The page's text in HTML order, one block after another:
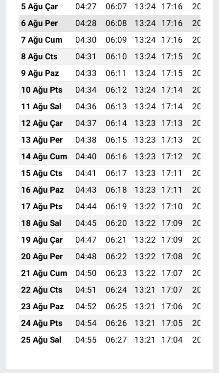
5 Ağu Çar
04:27 06:07 13:24 17:16
20:31
6 Ağu Per
04:28 06:08 13:24 17:16
20:30
7 Ağu Cum
04:30 06:09 13:24 17:16
20:29
8 Ağu Cts
04:31 06:10 13:24 17:15
20:28
9 Ağu Paz
04:33 06:11 13:24 17:15
20:27
10 Ağu Pts
04:34 06:12 13:24 17:14
20:25
11 Ağu Sal
04:36 06:13 13:24 17:14
20:24
12 Ağu Çar
04:37 06:14 13:23 17:13
20:23
13 Ağu Per
04:38 06:15 13:23 17:13
20:21
14 Ağu Cum
04:40 06:16 13:23 17:12
20:20
15 Ağu Cts
04:41 06:17 13:23 17:11
20:19
16 Ağu Paz
04:43 06:18 13:23 17:11
20:17
17 Ağu Pts
04:44 06:19 13:22 17:10
20:16
18 Ağu Sal
04:45 06:20 13:22 17:09
20:15
19 Ağu Çar
04:47 06:21 13:22 17:09
20:13
20 Ağu Per
04:48 06:22 13:22 17:08
20:12
21 Ağu Cum
04:50 06:23 13:22 17:07
20:10
22 Ağu Cts
04:51 06:24 13:21 17:07
20:09
23 Ağu Paz
04:52 06:25 13:21 17:06
20:07
24 Ağu Pts
04:54 06:26 13:21 17:05
20:06
25 Ağu Sal
04:55 06:27 13:21 17:04 20:04